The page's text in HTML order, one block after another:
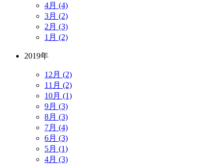
4月 (4)
3月 (2)
2月 (3)
1月 (2)
2019年
12月 (2)
11月 (2)
10月 (1)
9月 (3)
8月 (3)
7月 (4)
6月 (3)
5月 (1)
4月 (3)